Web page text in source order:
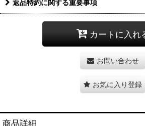
返品特約に関する重要事項
カートに入れ
お問い合わせ
お気に入り登録
商品詳細